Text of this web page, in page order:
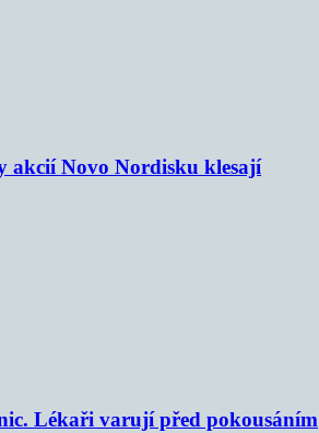
akcií Novo Nordisku klesají
Lékaři varují před pokousáním